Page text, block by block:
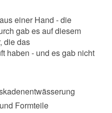
einer Hand - die
gab es auf diesem
die das
haben - und es gab nicht
und Formteile